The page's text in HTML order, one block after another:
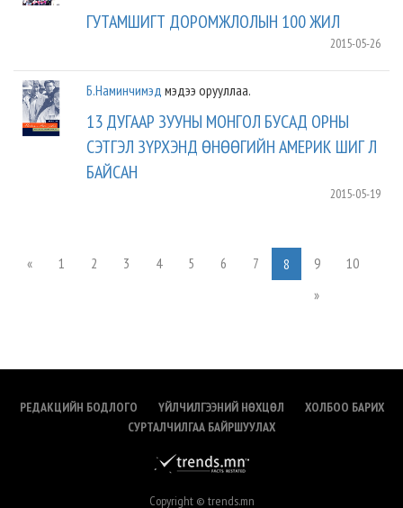
ГУТАМШИГТ ДОРОМЖЛОЛЫН 100 ЖИЛ
2015-05-26
Б.Наминчимэд мэдээ орууллаа.
13 ДУГААР ЗУУНЫ МОНГОЛ БУСАД ОРНЫ
СЭТГЭЛ ЗҮРХЭНД ӨНӨӨГИЙН АМЕРИК ШИГ Л
БАЙСАН
2015-05-19
« 1 2 3 4 5 6 7 8 9
10
»
РЕДАКЦИЙН БОДЛОГО ҮЙЛЧИЛГЭЭНИЙ НӨХЦӨЛ
ХОЛБОО БАРИХ
СУРТАЛЧИЛГАА БАЙРШУУЛАХ
Copyright © trends.mn